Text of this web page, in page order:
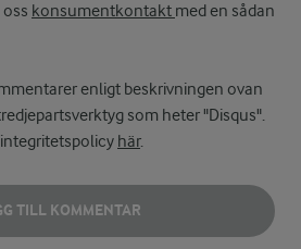
konsumentkontakt med en sådan
enligt beskrivningen ovan
som heter "Disqus".
här.
TILL KOMMENTAR